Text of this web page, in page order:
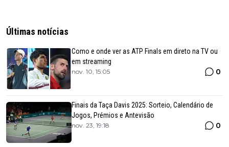
Últimas notícias
Como e onde ver as ATP Finals em direto na TV ou
em streaming
nov. 10, 15:05 0
Finais da Taça Davis 2025: Sorteio, Calendário de
Jogos, Prémios e Antevisão
nov. 23, 19:18 0